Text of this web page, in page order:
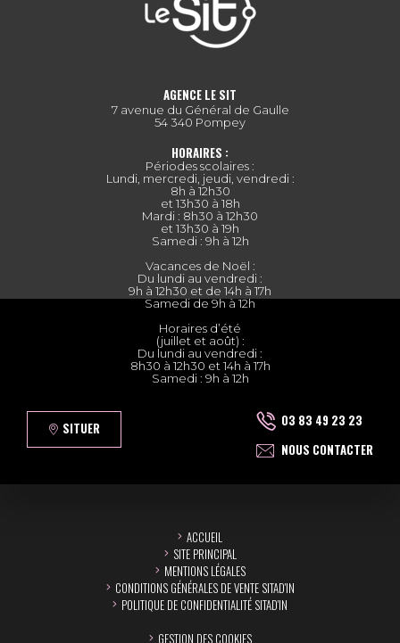
AGENCE LE SIT
7 avenue du Général de Gaulle
54 340 Pompey
HORAIRES :
Périodes scolaires :
Lundi, mercredi, jeudi, vendredi :
8h à 12h30
et 13h30 à 18h
Mardi : 8h30 à 12h30
et 13h30 à 19h
Samedi : 9h à 12h
Vacances de Noël :
Du lundi au vendredi :
9h à 12h30 et de 14h à 17h
Samedi de 9h à 12h
Horaires d’été
(juillet et août) :
Du lundi au vendredi :
8h30 à 12h30 et 14h à 17h
Samedi : 9h à 12h
SITUER
03 83 49 23 23
NOUS CONTACTER
ACCUEIL
SITE PRINCIPAL
MENTIONS LÉGALES
CONDITIONS GÉNÉRALES DE VENTE SITAD'IN
POLITIQUE DE CONFIDENTIALITÉ SITAD'IN
GESTION DES COOKIES